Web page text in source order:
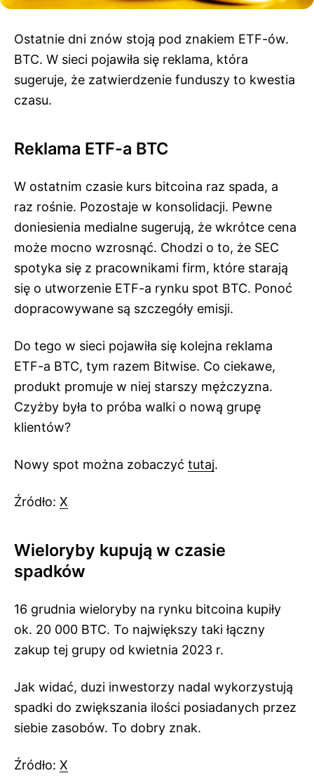
Ostatnie dni znów stoją pod znakiem ETF-ów.
BTC. W sieci pojawiła się reklama, która
sugeruje, że zatwierdzenie funduszy to kwestia
czasu.
Reklama ETF-a BTC
W ostatnim czasie kurs bitcoina raz spada, a
raz rośnie. Pozostaje w konsolidacji. Pewne
doniesienia medialne sugerują, że wkrótce cena
może mocno wzrosnąć. Chodzi o to, że SEC
spotyka się z pracownikami firm, które starają
się o utworzenie ETF-a rynku spot BTC. Ponoć
dopracowywane są szczegóły emisji.
Do tego w sieci pojawiła się kolejna reklama
ETF-a BTC, tym razem Bitwise. Co ciekawe,
produkt promuje w niej starszy mężczyzna.
Czyżby była to próba walki o nową grupę
klientów?
Nowy spot można zobaczyć tutaj.
Źródło: X
Wieloryby kupują w czasie
spadków
16 grudnia wieloryby na rynku bitcoina kupiły
ok. 20 000 BTC. To największy taki łączny
zakup tej grupy od kwietnia 2023 r.
Jak widać, duzi inwestorzy nadal wykorzystują
spadki do zwiększania ilości posiadanych przez
siebie zasobów. To dobry znak.
Źródło: X